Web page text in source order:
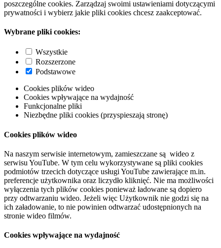
poszczególne cookies. Zarządzaj swoimi ustawieniami dotyczącymi
prywatności i wybierz jakie pliki cookies chcesz zaakceptować.
Wybrane pliki cookies:
Wszystkie
Rozszerzone
Podstawowe
Cookies plików wideo
Cookies wpływające na wydajność
Funkcjonalne pliki
Niezbędne pliki cookies (przyspieszają stronę)
Cookies plików wideo
Na naszym serwisie internetowym, zamieszczane są wideo z
serwisu YouTube. W tym celu wykorzystywane są pliki cookies
podmiotów trzecich dotyczące usługi YouTube zawierające m.in.
preferencje użytkownika oraz liczydło kliknięć. Nie ma możliwości
wyłączenia tych plików cookies ponieważ ładowane są dopiero
przy odtwarzaniu wideo. Jeżeli więc Użytkownik nie godzi się na
ich załadowanie, to nie powinien odtwarzać udostępnionych na
stronie wideo filmów.
Cookies wpływające na wydajność